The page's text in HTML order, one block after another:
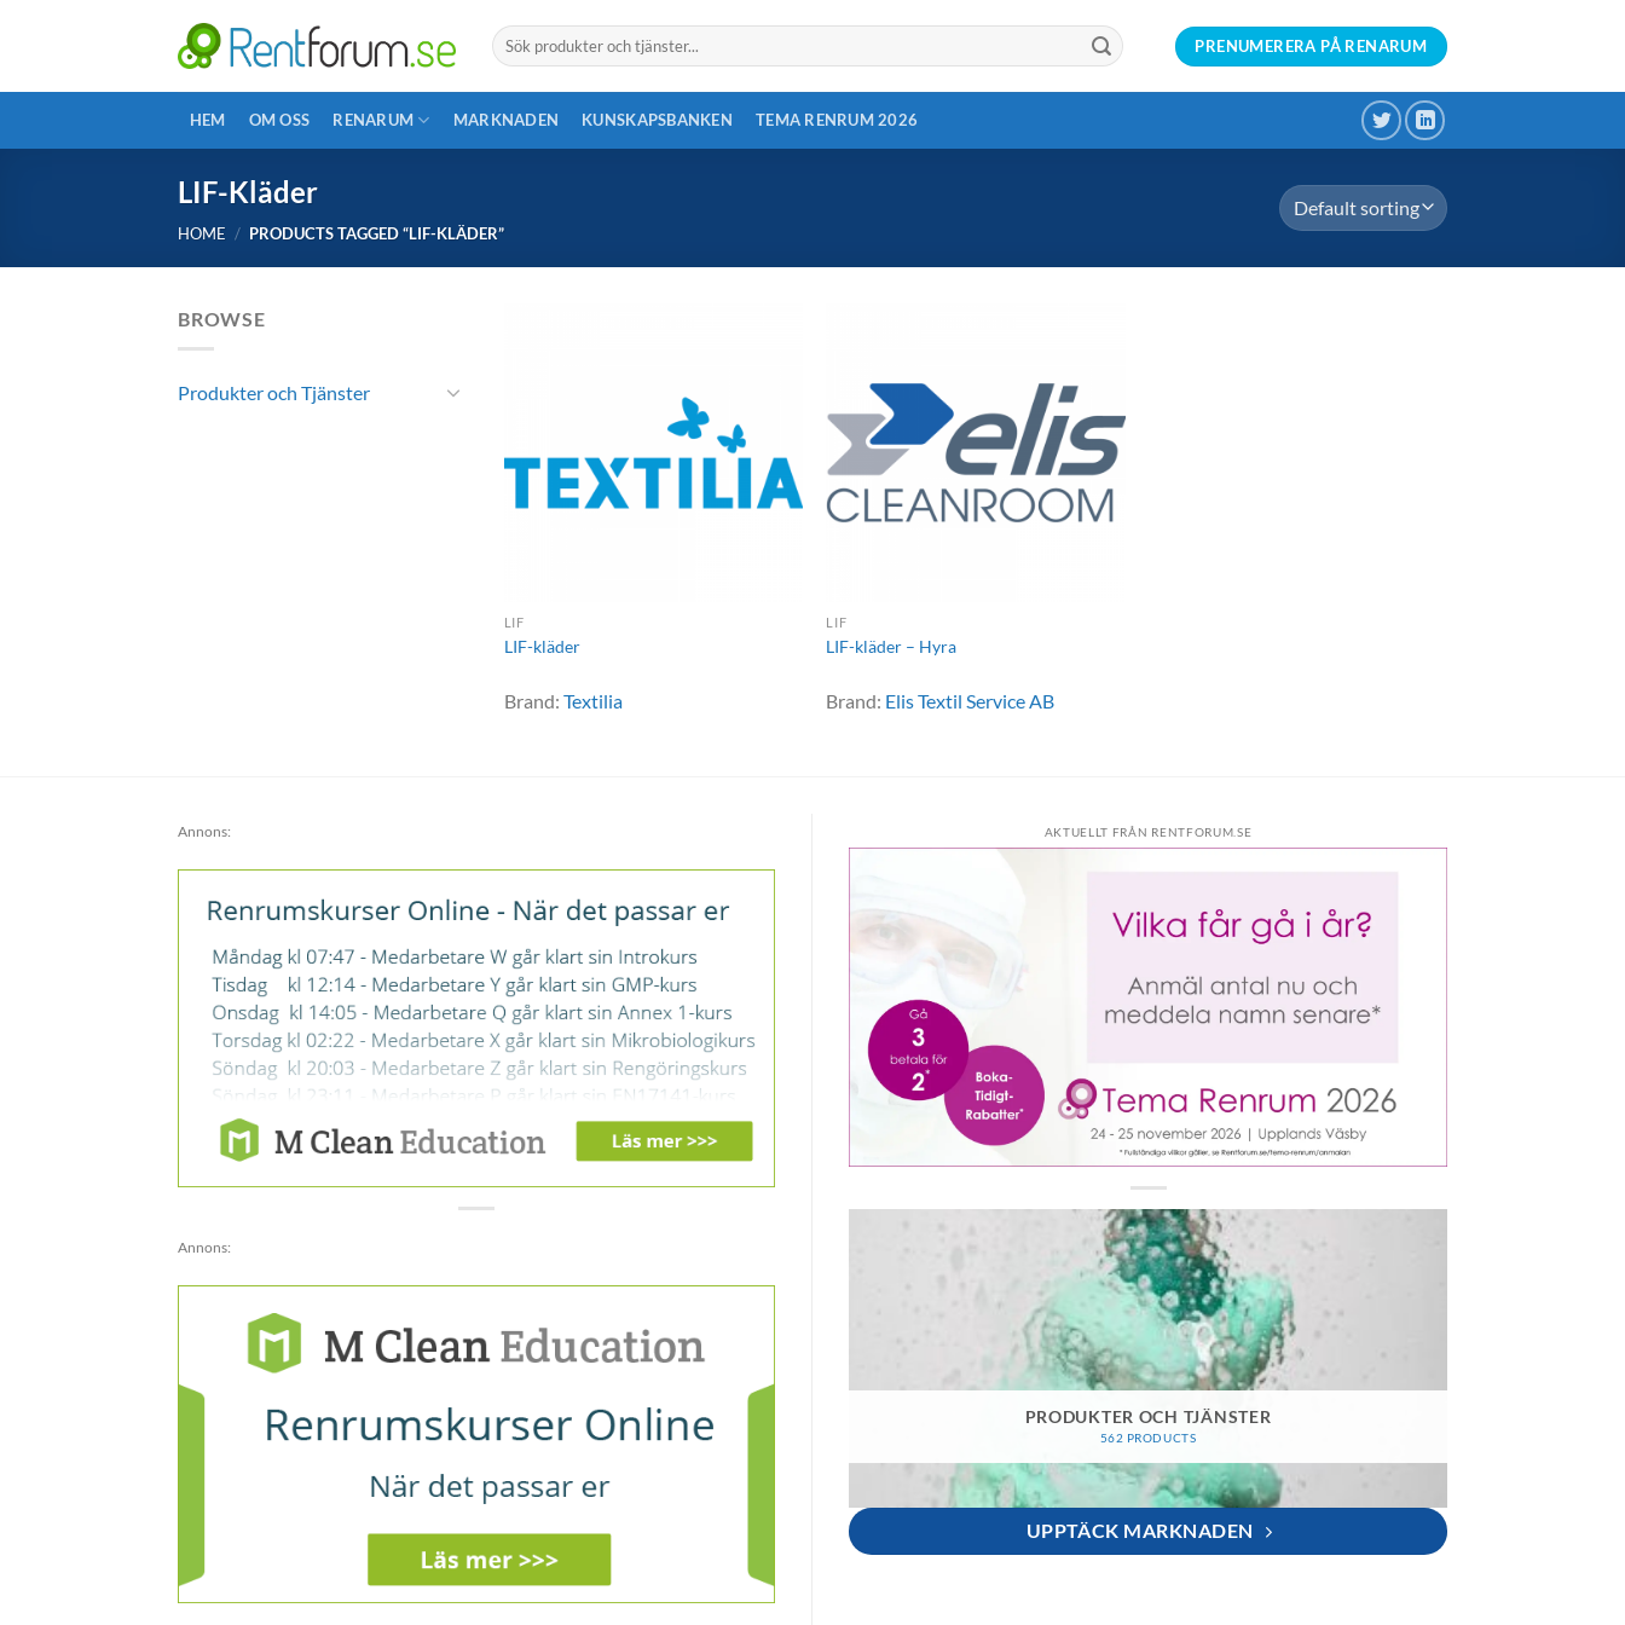
Search
for:
PRENUMERERA PÅ RENARUM
HEM OM OSS RENARUM MARKNADEN KUNSKAPSBANKEN TEMA RENRUM 2026
LIF-Kläder
HOME / PRODUCTS TAGGED “LIF-KLÄDER”
BROWSE
Produkter och Tjänster
LIF
LIF-kläder
Brand: Textilia
LIF
LIF-kläder – Hyra
Brand: Elis Textil Service AB
Annons:
Annons:
AKTUELLT FRÅN RENTFORUM.SE
PRODUKTER OCH TJÄNSTER
562 PRODUCTS
UPPTÄCK MARKNADEN